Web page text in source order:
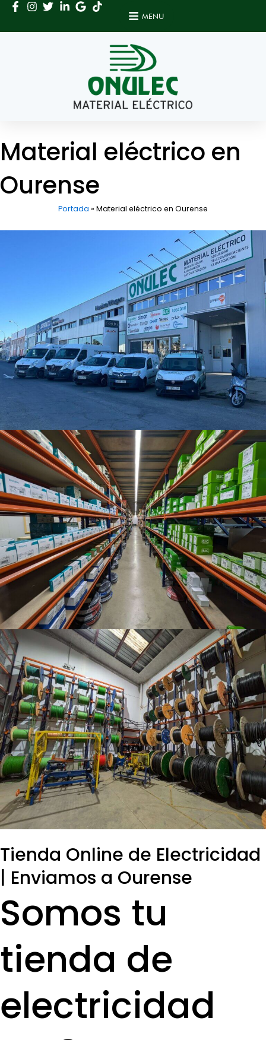
contenido
MENU
Material eléctrico en
Ourense
Portada » Material eléctrico en Ourense
Tienda Online de Electricidad
| Enviamos a Ourense
Somos tu
tienda de
electricidad